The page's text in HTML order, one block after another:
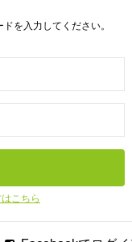
を入力してください。
こちら